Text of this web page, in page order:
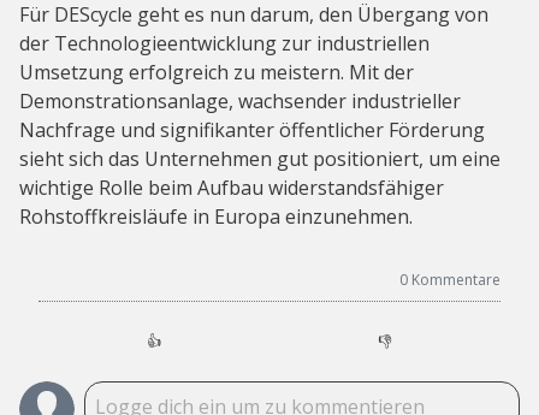
Für DEScycle geht es nun darum, den Übergang von
der Technologieentwicklung zur industriellen
Umsetzung erfolgreich zu meistern. Mit der
Demonstrationsanlage, wachsender industrieller
Nachfrage und signifikanter öffentlicher Förderung
sieht sich das Unternehmen gut positioniert, um eine
wichtige Rolle beim Aufbau widerstandsfähiger
Rohstoffkreisläufe in Europa einzunehmen.
0 Kommentare
👍 👎